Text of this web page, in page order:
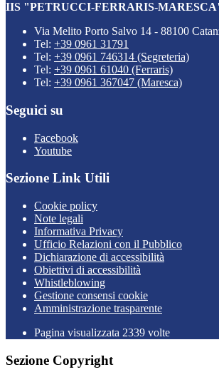
IIS "PETRUCCI-FERRARIS-
Via Melito Porto Salvo 14 - 88100
Tel: +39 0961 31791
Tel: +39 0961 746314 (Segreteria)
Tel: +39 0961 61040 (Ferraris)
Tel: +39 0961 367047 (Maresca)
Seguici su
Facebook
Youtube
Sezione Link Utili
Cookie policy
Note legali
Informativa Privacy
Ufficio Relazioni con il Pubblico
Dichiarazione di accessibilità
Obiettivi di accessibilità
Whistleblowing
Gestione consensi cookie
Amministrazione trasparente
Pagina visualizzata 2339 volte
Sezione Copyright